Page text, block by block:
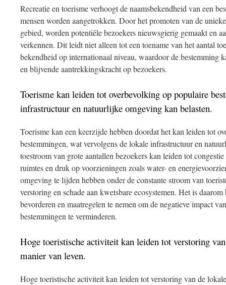
Recreatie en toerisme verhoogt de naamsbekendheid van een
mensen worden aangetrokken. Door het promoten van de
gebied, worden potentiële bezoekers nieuwsgierig gemaakt en
verkennen. Dit leidt niet alleen tot een toename van het aantal
bekendheid op internationaal niveau, waardoor de bestemming
en blijvende aantrekkingskracht op bezoekers.
Toerisme kan leiden tot overbevolking op populaire
infrastructuur en natuurlijke omgeving kan belasten.
Toerisme kan een keerzijde hebben doordat het kan leiden tot
bestemmingen, wat vervolgens de lokale infrastructuur en
toestroom van grote aantallen bezoekers kan leiden tot
ruimtes en druk op voorzieningen zoals water- en
omgeving te lijden hebben onder de constante stroom van
verstoring en schade aan kwetsbare ecosystemen. Het is
bevorderen en maatregelen te nemen om de negatieve impact
bestemmingen te verminderen.
Hoge toeristische activiteit kan leiden tot verstoring
manier van leven.
Hoge toeristische activiteit kan leiden tot verstoring van de